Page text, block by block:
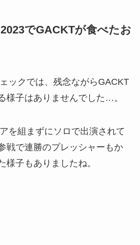
でGACKTが食べたお
ックでは、残念ながらGACKT
様子はありませんでした…。
を組まずにソロで出演されて
戦で連勝のプレッシャーもか
様子もありましたね。